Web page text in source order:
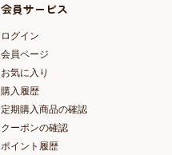
会員サービス
ログイン
会員ページ
お気に入り
購入履歴
定期購入商品の確認
クーポンの確認
ポイント履歴